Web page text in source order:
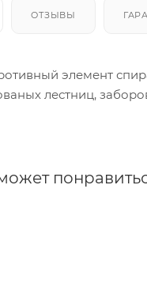
ОТЗЫВЫ
элемент
лестниц,